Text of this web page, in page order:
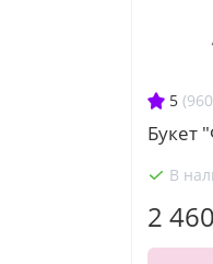
5
Букет
В
2